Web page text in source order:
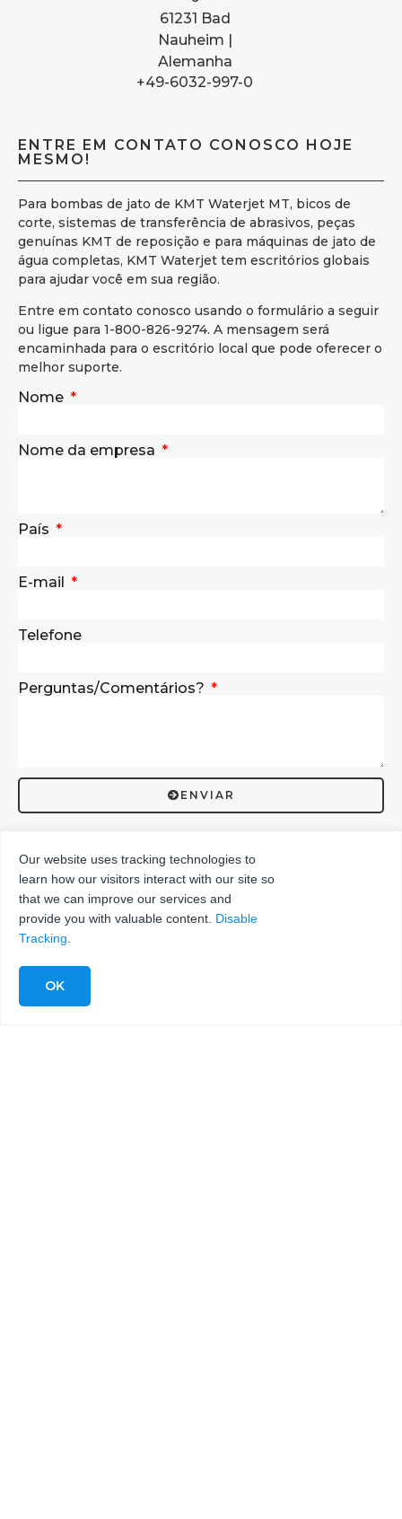
61231 Bad
Nauheim |
Alemanha
+49-6032-997-0
ENTRE EM CONTATO CONOSCO HOJE
MESMO!
Para bombas de jato de KMT Waterjet MT, bicos de
corte, sistemas de transferência de abrasivos, peças
genuínas KMT de reposição e para máquinas de jato de
água completas, KMT Waterjet tem escritórios globais
para ajudar você em sua região.
Entre em contato conosco usando o formulário a seguir
ou ligue para 1-800-826-9274. A mensagem será
encaminhada para o escritório local que pode oferecer o
melhor suporte.
Nome
Nome da empresa
País
E-mail
Telefone
Perguntas/Comentários?
ENVIAR
Our website uses tracking technologies to
learn how our visitors interact with our site so
that we can improve our services and
provide you with valuable content. Disable
Tracking